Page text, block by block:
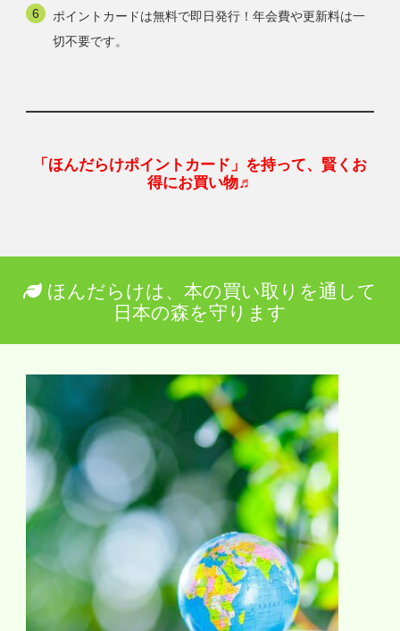
ポイントカードは無料で即日発行！年会費や更新料は一
切不要です。
「ほんだらけポイントカード」を持って、賢くお
得にお買い物♬
ほんだらけは、本の買い取りを通して
日本の森を守ります